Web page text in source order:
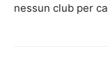
nessun club per